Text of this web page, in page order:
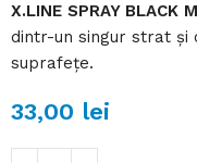
X.LINE SPRAY BLACK
dintr-un singur strat și
suprafețe.
33,00 lei